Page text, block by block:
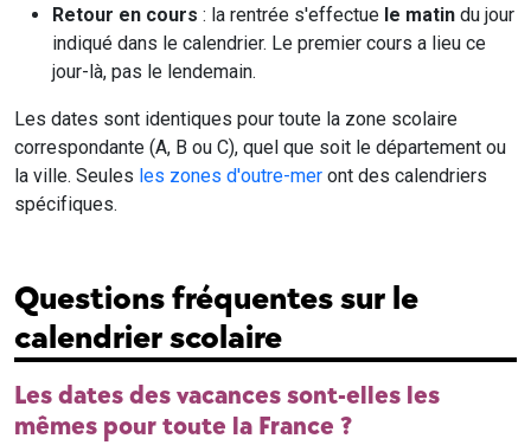
Retour en cours : la rentrée s'effectue le matin du jour
indiqué dans le calendrier. Le premier cours a lieu ce
jour-là, pas le lendemain.
Les dates sont identiques pour toute la zone scolaire
correspondante (A, B ou C), quel que soit le département ou
la ville. Seules les zones d'outre-mer ont des calendriers
spécifiques.
Questions fréquentes sur le
calendrier scolaire
Les dates des vacances sont-elles les
mêmes pour toute la France ?